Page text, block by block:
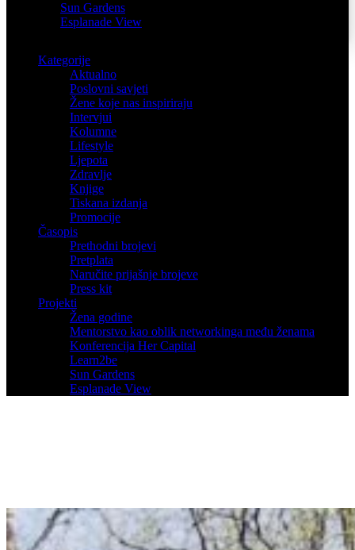
Sun Gardens
Esplanade View
Kategorije
Aktualno
Poslovni savjeti
Žene koje nas inspiriraju
Intervjui
Kolumne
Lifestyle
Ljepota
Zdravlje
Knjige
Tiskana izdanja
Promocije
Časopis
Prethodni brojevi
Pretplata
Naručite prijašnje brojeve
Press kit
Projekti
Žena godine
Mentorstvo kao oblik networkinga među ženama
Konferencija Her Capital
Learn2be
Sun Gardens
Esplanade View